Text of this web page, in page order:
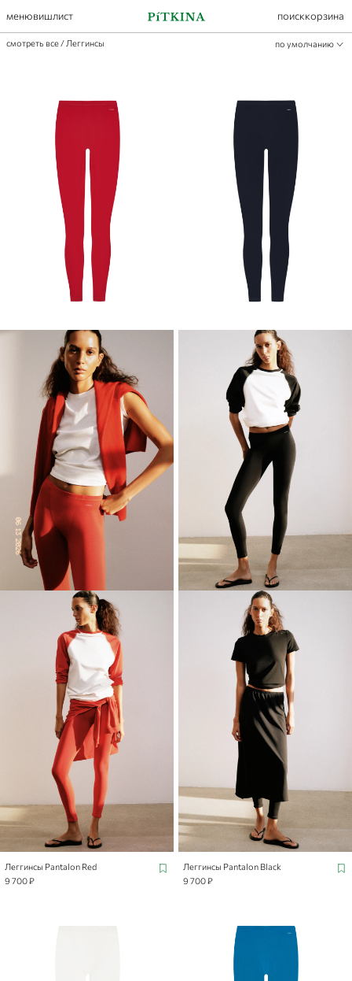
менювишлист поисккорзина
смотреть все / Леггинсы по умолчанию
Леггинсы Pantalon Red
9 700 ₽
Леггинсы Pantalon Black
9 700 ₽